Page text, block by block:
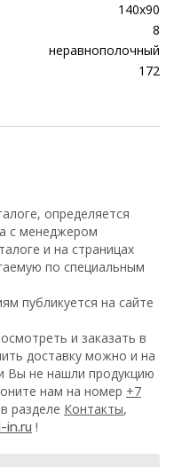
140х90
8
неравнополочный
172
определяется
с менеджером
и на страницах
по специальным
публикуется на сайте
и заказать в
доставку можно и на
Вы не нашли продукцию
нам на номер +7
разделе Контакты,
in.ru !